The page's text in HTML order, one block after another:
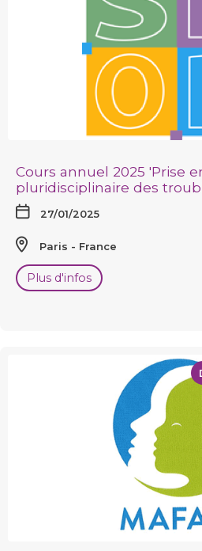
Cours annuel 2025 'Prise
pluridisciplinaire des
27/01/2025
Paris France
Plus d'infos